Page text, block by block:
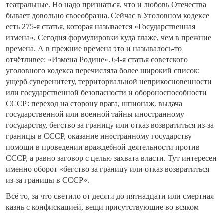
театральные. Но надо признаться, что и любовь Отечества
бывает довольно своеобразна. Сейчас в Уголовном кодексе
есть 275-я статья, которая называется «Государственная
измена». Сегодня формулировки куда глаже, чем в прежние
времена. А в прежние времена это и называлось-то
отчётливее: «Измена Родине». 64-я статья советского
уголовного кодекса перечисляла более широкий список:
ущерб суверенитету, территориальной неприкосновенности
или государственной безопасности и обороноспособности
СССР: переход на сторону врага, шпионаж, выдача
государственной или военной тайны иностранному
государству, бегство за границу или отказ возвратиться из-за
границы в СССР, оказание иностранному государству
помощи в проведении враждебной деятельности против
СССР, а равно заговор с целью захвата власти. Тут интересен
именно оборот «бегство за границу или отказ возвратиться
из-за границы в СССР».
Всё то, за что светило от десяти до пятнадцати или смертная
казнь с конфискацией, вещи присутствующие во всяком